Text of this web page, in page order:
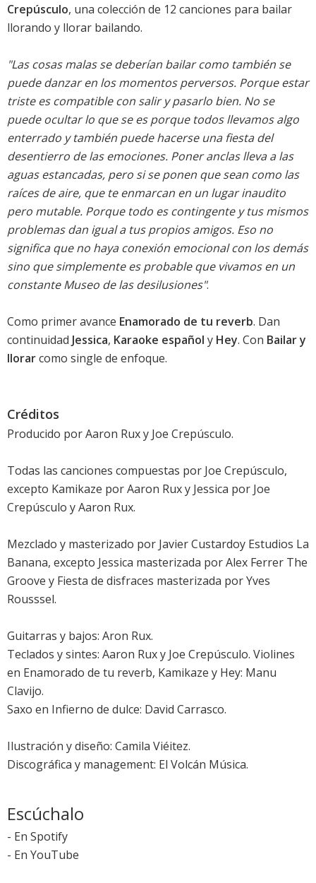
Crepúsculo, una colección de 12 canciones para bailar
llorando y llorar bailando.
"Las cosas malas se deberían bailar como también se
puede danzar en los momentos perversos. Porque estar
triste es compatible con salir y pasarlo bien. No se
puede ocultar lo que se es porque todos llevamos algo
enterrado y también puede hacerse una fiesta del
desentierro de las emociones. Poner anclas lleva a las
aguas estancadas, pero si se ponen que sean como las
raíces de aire, que te enmarcan en un lugar inaudito
pero mutable. Porque todo es contingente y tus mismos
problemas dan igual a tus propios amigos. Eso no
significa que no haya conexión emocional con los demás
sino que simplemente es probable que vivamos en un
constante Museo de las desilusiones".
Como primer avance Enamorado de tu reverb. Dan
continuidad Jessica, Karaoke español y Hey. Con Bailar y
llorarcomo single de enfoque.
Créditos
Producido por Aaron Rux y Joe Crepúsculo.
Todas las canciones compuestas por Joe Crepúsculo,
excepto Kamikaze por Aaron Rux y Jessica por Joe
Crepúsculo y Aaron Rux.
Mezclado y masterizado por Javier Custardoy Estudios La
Banana, excepto Jessica masterizada por Alex Ferrer The
Groove y Fiesta de disfraces masterizada por Yves
Rousssel.
Guitarras y bajos: Aron Rux.
Teclados y sintes: Aaron Rux y Joe Crepúsculo. Violines
en Enamorado de tu reverb, Kamikaze y Hey: Manu
Clavijo.
Saxo en Infierno de dulce: David Carrasco.
Ilustración y diseño: Camila Viéitez.
Discográfica y management: El Volcán Música.
Escúchalo
- En Spotify
- En YouTube